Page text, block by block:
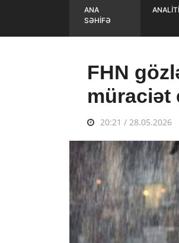
ANA
SƏHİFƏ
FHN
müraciət
20:21 / 28.05.2026